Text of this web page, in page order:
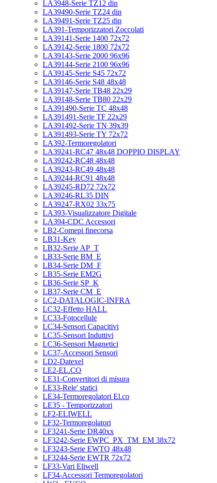
LA3948-Serie TZ12 din
LA39490-Serie TZ24 din
LA39491-Serie TZ25 din
LA391-Temporizzatori Zoccolati
LA39141-Serie 1400 72x72
LA39142-Serie 1800 72x72
LA39143-Serie 2000 96x96
LA39144-Serie 2100 96x96
LA39145-Serie S45 72x72
LA39146-Serie S48 48x48
LA39147-Serie TB48 22x29
LA39148-Serie TB80 22x29
LA391490-Serie TC 48x48
LA391491-Serie TF 22x29
LA391492-Serie TN 39x39
LA391493-Serie TY 72x72
LA392-Termoregolatori
LA39241-RC47 48x48 DOPPIO DISPLAY
LA39242-RC48 48x48
LA39243-RC49 48x48
LA39244-RC91 48x48
LA39245-RD72 72x72
LA39246-RL35 DIN
LA39247-RX02 33x75
LA393-Visualizzatore Digitale
LA394-CDC Accessori
LB2-Comepi finecorsa
LB31-Key
LB32-Serie AP_T
LB33-Serie BM_E
LB34-Serie DM_F
LB35-Serie EM2G
LB36-Serie SP_K
LB37-Serie CM_E
LC2-DATALOGIC-INFRA
LC32-Effetto HALL
LC33-Fotocellule
LC34-Sensori Capacitivi
LC35-Sensori Induttivi
LC36-Sensori Magnetici
LC37-Accessori Sensori
LD2-Datexel
LE2-EL.CO
LE31-Convertitori di misura
LE33-Rele' statici
LE34-Termoregolatori El.co
LE35 - Temporizzatori
LF2-ELIWELL
LF32-Termoregolatori
LF3241-Serie DR40xx
LF3242-Serie EWPC_PX_TM_EM 38x72
LF3243-Serie EWTQ 48x48
LF3244-Serie EWTR 72x72
LF33-Vari Eliwell
LF34-Accessori Termoregolatori